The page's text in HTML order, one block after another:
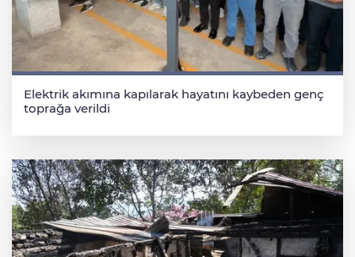
Elektrik akımına kapılarak hayatını kaybeden genç
toprağa verildi